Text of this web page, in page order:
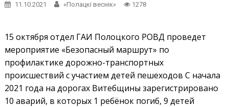
11.10.2021 «Полацкі веснік» 1278
15 октября отдел ГАИ Полоцкого РОВД проведет
мероприятие «Безопасный маршрут» по
профилактике дорожно-транспортных
происшествий с участием детей пешеходов С начала
2021 года на дорогах Витебщины зарегистрировано
10 аварий, в которых 1 ребёнок погиб, 9 детей